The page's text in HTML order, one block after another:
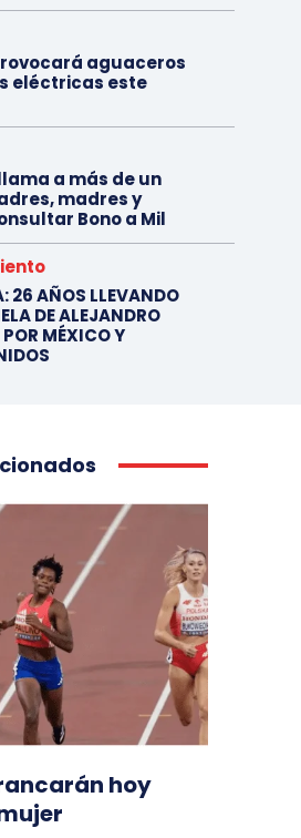
aguaceros
eléctricas este
a más de un
madres y
Bono a Mil
26 AÑOS LLEVANDO
DE ALEJANDRO
MÉXICO Y
hoy